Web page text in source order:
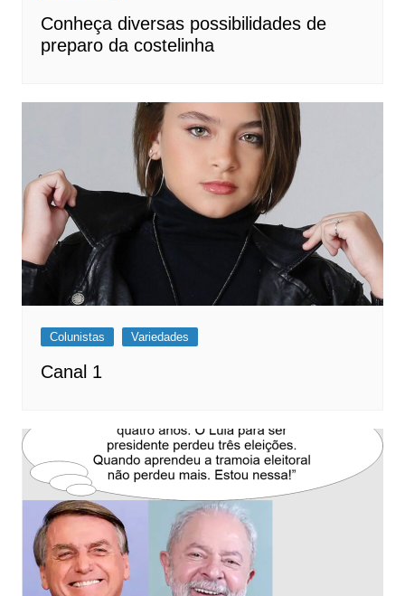
Conheça diversas possibilidades de
preparo da costelinha
Colunistas Variedades
Canal 1